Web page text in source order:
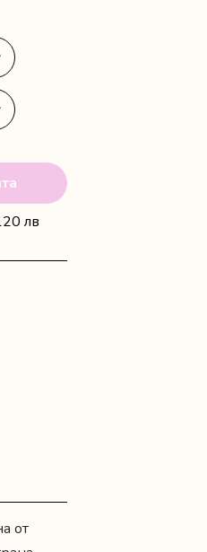
лв.
€
лв
от